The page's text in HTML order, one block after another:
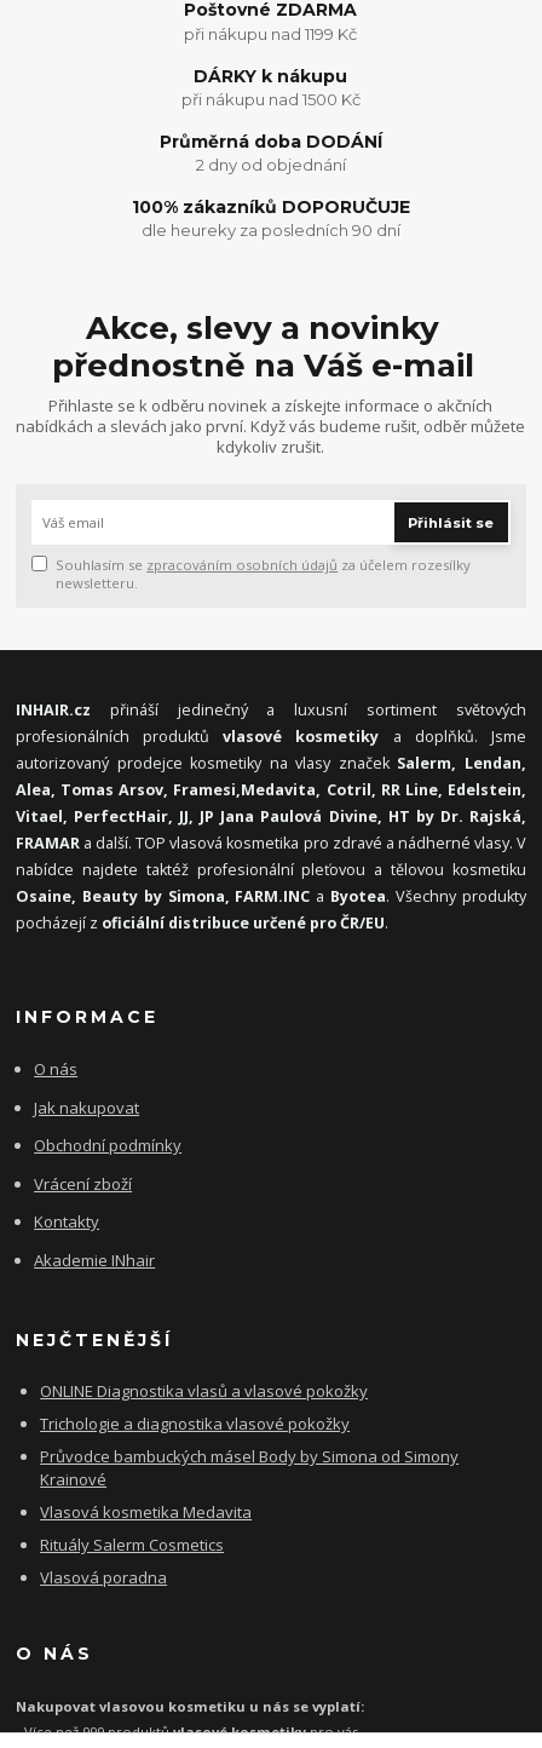
Poštovné ZDARMA
při nákupu nad 1199 Kč
DÁRKY k nákupu
při nákupu nad 1500 Kč
Průměrná doba DODÁNÍ
2 dny od objednání
100% zákazníků DOPORUČUJE
dle heureky za posledních 90 dní
Akce, slevy a novinky
přednostně na Váš e-mail
Přihlaste se k odběru novinek a získejte informace o akčních
nabídkách a slevách jako první. Když vás budeme rušit, odběr můžete
kdykoliv zrušit.
Přihlásit se
Souhlasím se zpracováním osobních údajů za účelem rozesílky
newsletteru.
INHAIR.cz přináší jedinečný a luxusní sortiment světových
profesionálních produktůvlasové kosmetiky a doplňků. Jsme
autorizovaný prodejce kosmetiky na vlasy značek Salerm, Lendan,
Alea, Tomas Arsov, Framesi,Medavita, Cotril, RR Line, Edelstein,
Vitael, PerfectHair, JJ, JP Jana Paulová Divine, HT by Dr. Rajská,
FRAMAR a další. TOP vlasová kosmetika pro zdravé a nádherné vlasy. V
nabídce najdete taktéž profesionální pleťovou a tělovou kosmetiku
Osaine, Beauty by Simona, FARM.INC a Byotea. Všechny produkty
pocházejí z oficiální distribuce určené pro ČR/EU.
INFORMACE
O nás
Jak nakupovat
Obchodní podmínky
Vrácení zboží
Kontakty
Akademie INhair
NEJČTENĚJŠÍ
ONLINE Diagnostika vlasů a vlasové pokožky
Trichologie a diagnostika vlasové pokožky
Průvodce bambuckých másel Body by Simona od Simony
Krainové
Vlasová kosmetika Medavita
Rituály Salerm Cosmetics
Vlasová poradna
O NÁS
Nakupovat vlasovou kosmetiku u nás se vyplatí:
- Více než 999 produktůvlasové kosmetikypro vás